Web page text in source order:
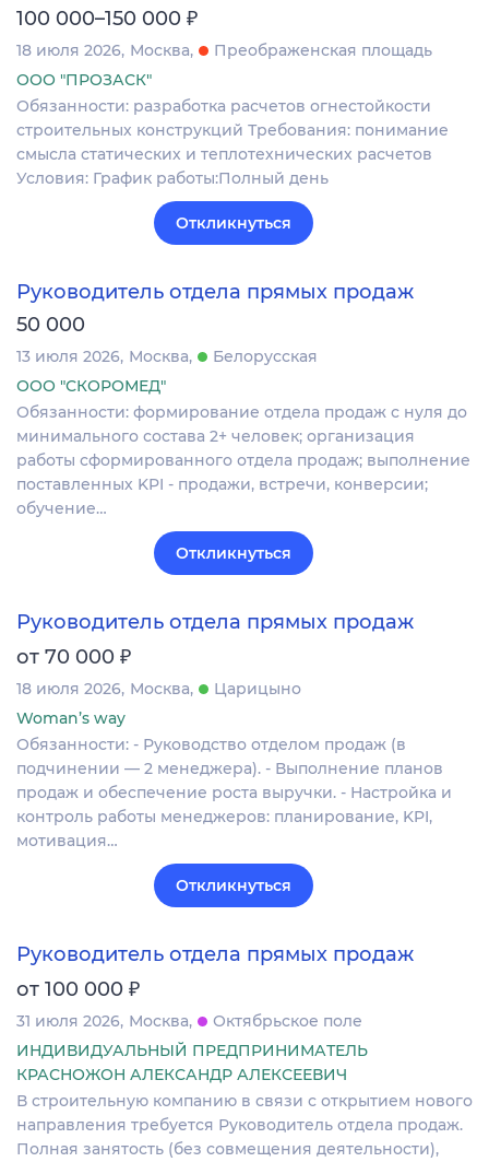
100 000–150 000 ₽
18 июля 2026 Москва
Преображенская площадь
ООО "ПРОЗАСК"
Обязанности: разработка расчетов огнестойкости
строительных конструкций Требования: понимание
смысла статических и теплотехнических расчетов
Условия: График работы:Полный день
Откликнуться
Руководитель отдела прямых продаж
50 000
13 июля 2026 Москва
Белорусская
ООО "СКОРОМЕД"
Обязанности: формирование отдела продаж с нуля до
минимального состава 2+ человек; организация
работы сформированного отдела продаж; выполнение
поставленных KPI - продажи, встречи, конверсии;
обучение…
Откликнуться
Руководитель отдела прямых продаж
от 70 000 ₽
18 июля 2026 Москва
Царицыно
Woman’s way
Обязанности: - Руководство отделом продаж (в
подчинении — 2 менеджера). - Выполнение планов
продаж и обеспечение роста выручки. - Настройка и
контроль работы менеджеров: планирование, KPI,
мотивация…
Откликнуться
Руководитель отдела прямых продаж
от 100 000 ₽
31 июля 2026 Москва
Октябрьское поле
ИНДИВИДУАЛЬНЫЙ ПРЕДПРИНИМАТЕЛЬ
КРАСНОЖОН АЛЕКСАНДР АЛЕКСЕЕВИЧ
В строительную компанию в связи с открытием нового
направления требуется Руководитель отдела продаж.
Полная занятость (без совмещения деятельности),